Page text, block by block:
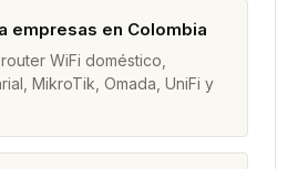
empresas en Colombia
WiFi doméstico,
MikroTik, Omada, UniFi y